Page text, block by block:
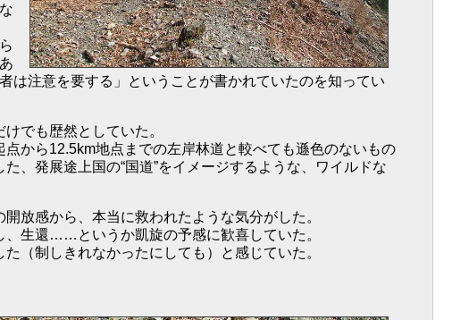
は注意を要する」ということが書かれていたのを知ってい
でも歴然としていた。
から12.5km地点までの左岸林道と較べても遜色のないもの
、発展途上国の“国道”をイメージするような、ワイルドな
放感から、本当に救われたような気分がした。
、生還……というか凱旋の予感に歓喜していた。
（制しきれなかったにしても）と感じていた。